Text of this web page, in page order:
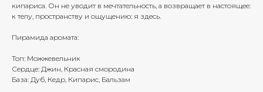
кипариса. Он не уводит в мечтательность, а возвращает в настоящее:
к телу, пространству и ощущению: я здесь.
Пирамида аромата:
​​Топ: Можжевельник
Сердце: Джин, Красная смородина
База: Дуб, Кедр, Кипарис, Бальзам